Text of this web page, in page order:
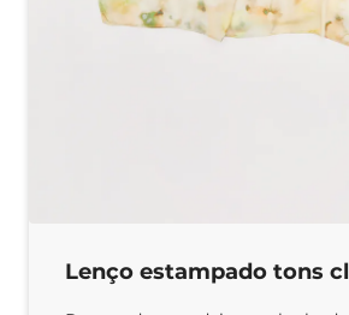
Lenço estampado tons